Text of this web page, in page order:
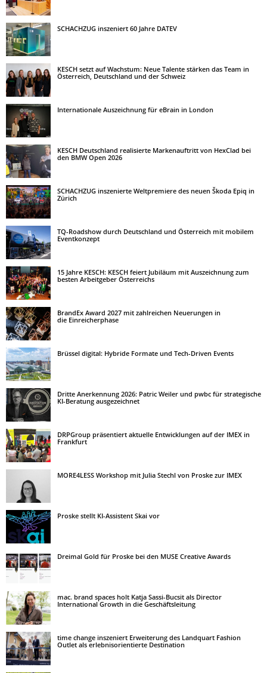
SCHACHZUG inszeniert 60 Jahre DATEV
KESCH setzt auf Wachstum: Neue Talente stärken das Team in
Österreich, Deutschland und der Schweiz
Internationale Auszeichnung für eBrain in London
KESCH Deutschland realisierte Markenauftritt von HexClad bei
den BMW Open 2026
SCHACHZUG inszenierte Weltpremiere des neuen Škoda Epiq in
Zürich
TQ-Roadshow durch Deutschland und Österreich mit mobilem
Eventkonzept
15 Jahre KESCH: KESCH feiert Jubiläum mit Auszeichnung zum
besten Arbeitgeber Österreichs
BrandEx Award 2027 mit zahlreichen Neuerungen in
die Einreicherphase
Brüssel digital: Hybride Formate und Tech-Driven Events
Dritte Anerkennung 2026: Patric Weiler und pwbc für strategische
KI-Beratung ausgezeichnet
DRPGroup präsentiert aktuelle Entwicklungen auf der IMEX in
Frankfurt
MORE4LESS Workshop mit Julia Stechl von Proske zur IMEX
Proske stellt KI-Assistent Skai vor
Dreimal Gold für Proske bei den MUSE Creative Awards
mac. brand spaces holt Katja Sassi-Bucsit als Director
International Growth in die Geschäftsleitung
time change inszeniert Erweiterung des Landquart Fashion
Outlet als erlebnisorientierte Destination